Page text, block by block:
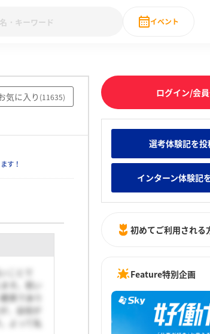
みんなの新卒就職人気企業ランキング みんな
28卒 IT・DX現場社員インタビュー
イベント
直近の
気に入り (11635)
す！
とで
す。若い
素であり
、自信が
よって私
ログイン/会
選考体験記を投
インターン体験記
初めてご利用される
Feature特別企画